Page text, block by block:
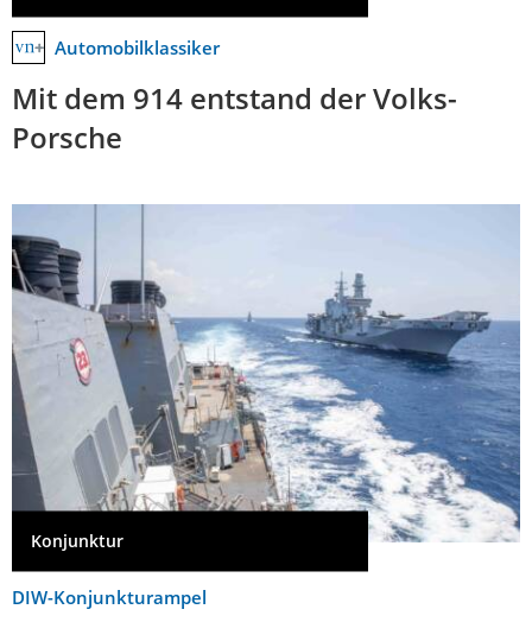
Automobilklassiker
Mit dem 914 entstand der Volks-
Porsche
Konjunktur
DIW-Konjunkturampel